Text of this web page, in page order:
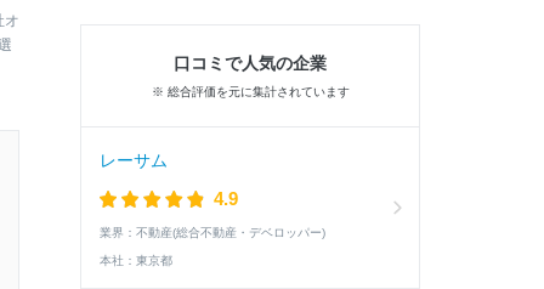
オ
口コミで人気の企業
※ 総合評価を元に集計されています
レーサム
4.9
業界： 不動産(総合不動産・デベロッパー)
本社： 東京都